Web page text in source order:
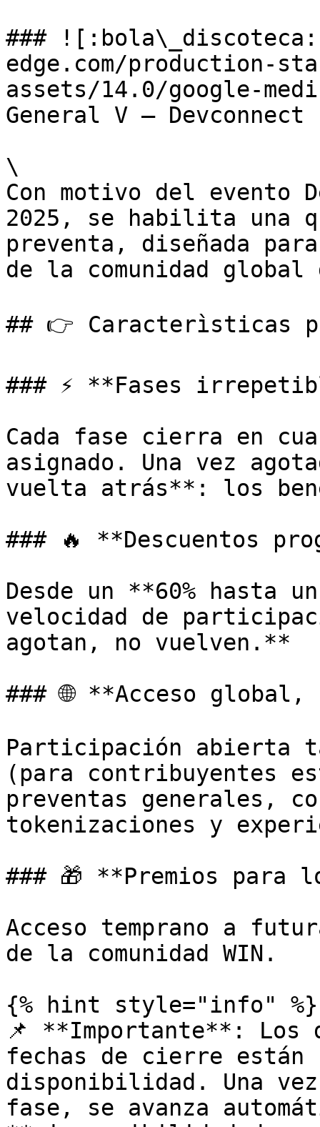
###
edge.com/production-
assets/14.0/google-
General V –
\
Con motivo del evento
2025, se habilita una
preventa, diseñada
de la comunidad
## 👉 Caracterìsticas
### ⚡ **Fases
Cada fase cierra en
asignado. Una vez
vuelta atrás**: los
### 🔥 **Descuentos
Desde un **60% hasta
velocidad de
agotan, no vuelven.**
### 🌐 **Acceso
Participación abierta
(para contribuyentes
preventas generales,
tokenizaciones y
### 🎁 **Premios para
Acceso temprano a
de la comunidad WIN.
{% hint style="info" %}
📌 **Importante**: Los
fechas de cierre están
disponibilidad. Una
fase, se avanza